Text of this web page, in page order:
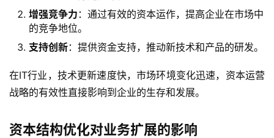
增强竞争力 ：通过有效的资本运作，提高企业在市场中
的竞争地位。
支持创新：提供资金支持，推动新技术和产品的研发。
在IT行业，技术更新速度快，市场环境变化迅速，资本运营
战略的有效性直接影响到企业的生存和发展。
资本结构优化对业务扩展的影响